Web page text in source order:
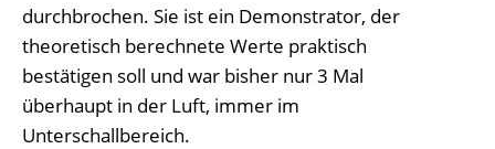
durchbrochen. Sie ist ein Demonstrator, der
theoretisch berechnete Werte praktisch
bestätigen soll und war bisher nur 3 Mal
überhaupt in der Luft, immer im
Unterschallbereich.